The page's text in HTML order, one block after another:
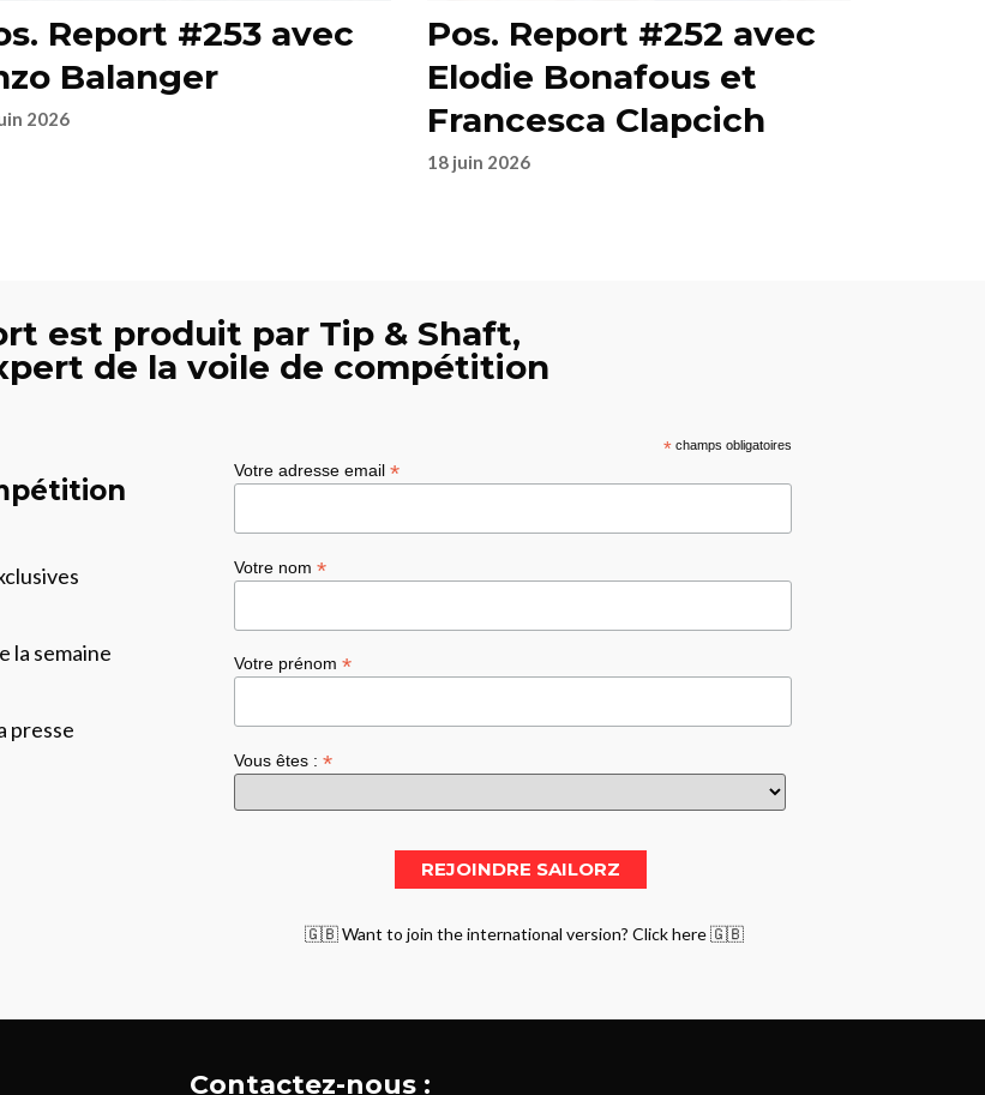
Report #253 avec
Balanger
2026
Pos. Report #252 avec
Elodie Bonafous et
Francesca Clapcich
18 juin 2026
est produit par Tip & Shaft,
de la voile de compétition
la semaine
presse
*champs obligatoires
Votre adresse email *
Votre nom *
Votre prénom *
Vous êtes : *
🇬🇧 Want to join the international version? Click here 🇬🇧
Contactez-nous :